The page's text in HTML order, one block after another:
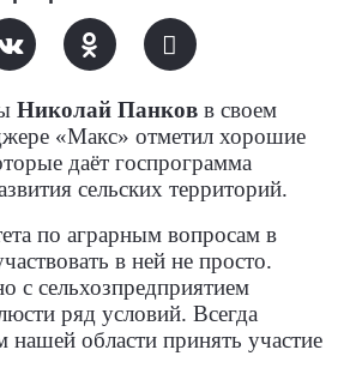
Николай Панков в своем
«Макс» отметил хорошие
даёт госпрограмма
сельских территорий.
по аграрным вопросам в
в ней не просто.
с сельхозпредприятием
ряд условий. Всегда
нашей области принять участие